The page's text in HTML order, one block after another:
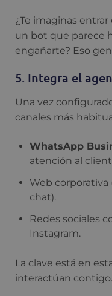
¿Te imaginas
un bot que parece
engañarte? Eso
5. Integra el
Una vez
canales más
WhatsApp
atención al
Web
chat).
Redes sociales
Instagram.
La clave está en
interactúan contigo.